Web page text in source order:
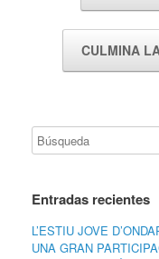
CULMINA
Entradas recientes
L’ESTIU JOVE
UNA GRAN